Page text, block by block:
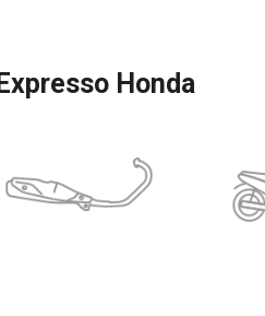
Honda